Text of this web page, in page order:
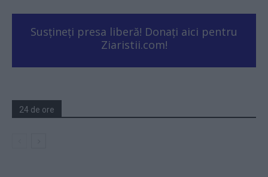
Susțineți presa liberă! Donați aici pentru
Ziaristii.com!
24 de ore